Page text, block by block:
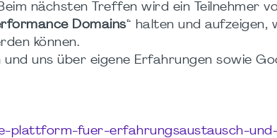
nächsten Treffen wird ein Teilnehmer
Domains“ halten und aufzeigen,
können.
uns über eigene Erfahrungen sowie
plattform-fuer-erfahrungsaustausch-